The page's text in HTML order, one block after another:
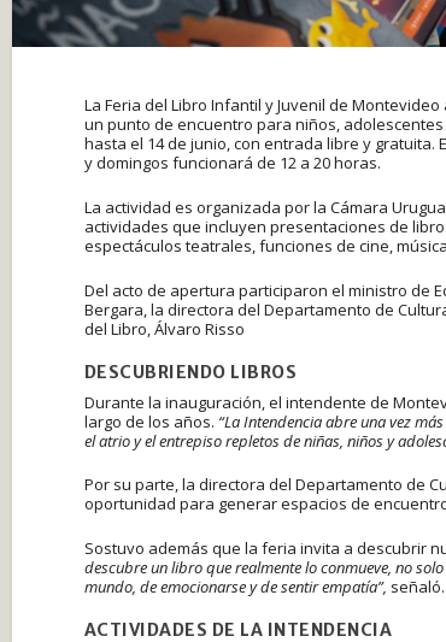
La Feria del Libro Infantil y Juvenil de
un punto de encuentro para niños,
hasta el 14 de junio, con entrada libre y
y domingos funcionará de 12 a 20 horas.
La actividad es organizada por la Cámara
actividades que incluyen presentaciones de
espectáculos teatrales, funciones de cine,
Del acto de apertura participaron el ministro de
Bergara, la directora del Departamento de
del Libro, Álvaro Risso
DESCUBRIENDO LIBROS
Durante la inauguración, el intendente de
largo de los años. “La Intendencia abre una vez
el atrio y el entrepiso repletos de niñas, niños y
Por su parte, la directora del Departamento de
oportunidad para generar espacios de
Sostuvo además que la feria invita a descubrir
descubre un libro que realmente lo conmueve, no
mundo, de emocionarse y de sentir empatía”, señaló.
ACTIVIDADES DE LA INTENDENCIA